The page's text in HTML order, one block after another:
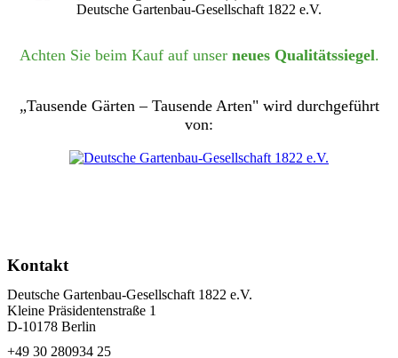
Achten Sie beim Kauf auf unser neues Qualitätssiegel.
„Tausende Gärten – Tausende Arten" wird durchgeführt
von:
Kontakt
Deutsche Gartenbau-Gesellschaft 1822 e.V.
Kleine Präsidentenstraße 1
D-10178 Berlin
+49 30 280934 25